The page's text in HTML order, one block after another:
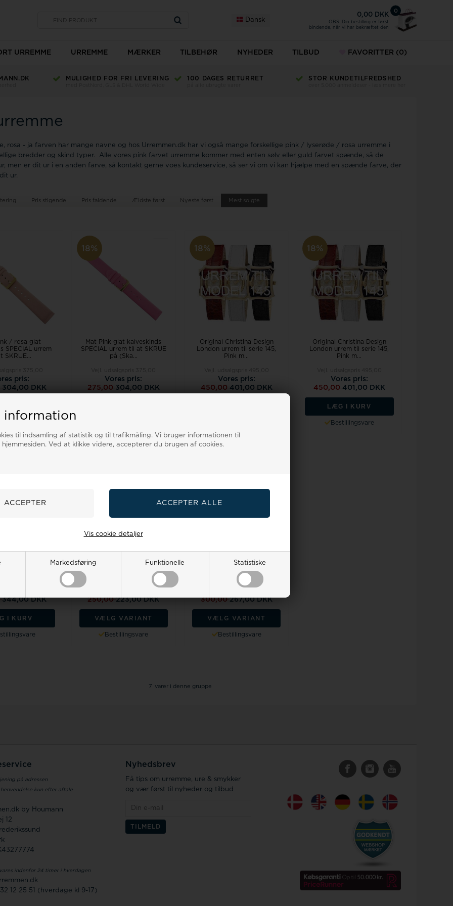
information
til indsamling af statistik og til trafikmåling. Vi bruger informationen til
Ved at klikke videre, accepterer du brugen af cookies.
Markedsføring Funktionelle Statistiske
Vis cookie detaljer
Dansk
0
0,00 DKK
OBS: Din bestilling er først
bindende, når vi har bekræftet den
URREMME URREMME
Type
MÆRKER TILBEHØR NYHEDER TILBUD FAVORITTER (0)
MULIGHED FOR FRI LEVERING 100 DAGES RETURRET STOR KUNDETILFREDSHED
rosa - ja farven har mange navne og hos Urremmen.dk har vi også mange forskellige pink / lyserøde / rosa urremme i
bredder og skind typer. Alle vores pink farvet urremme kommer med enten sølv eller guld farvet spænde, så de
men er dit ur i en anden farve, så kontakt gerne voes kundeservice, så ser vi om vi kan hjælpe med en spænde farve, der
ur.
Pris stigende Pris faldende Ældste først Nyeste først Mest solgte
/ rosa glat
SPECIAL urrem
SKRUE...
pris:
304,00 DKK
18%
Mat Pink glat kalveskinds
SPECIAL urrem til at SKRUE
på (Ska...
Vores pris:
275,00304,00 DKK
18%
Original Christina Design
London urrem til serie 145,
Pink m...
Vores pris:
450,00401,00 DKK
18%
Original Christina Design
London urrem til serie 145,
Pink m...
Vores pris:
450,00401,00 DKK
LÆG I KURV
Bestillingsvare
Design
til serie 145,
344,00 DKK
I KURV
Urrem i lyserød blank
imiteret alligator skind føres i
275,00
250,00223,00 DKK
VÆLG VARIANT
Bestillingsvare
Urrem i pink kalv skind føres
i 16-24mm
Vejl. udsalgspris 330,00
300,00267,00 DKK
VÆLG VARIANT
Bestillingsvare
7 varer i denne gruppe
på adressen
kun efter aftale
by Houmann
12
indenfor 24 timer i hverdagen
32 12 25 51 (hverdage kl 9-17)
Nyhedsbrev
Få tips om urremme, ure & smykker
og vær først til nyheder og tilbud